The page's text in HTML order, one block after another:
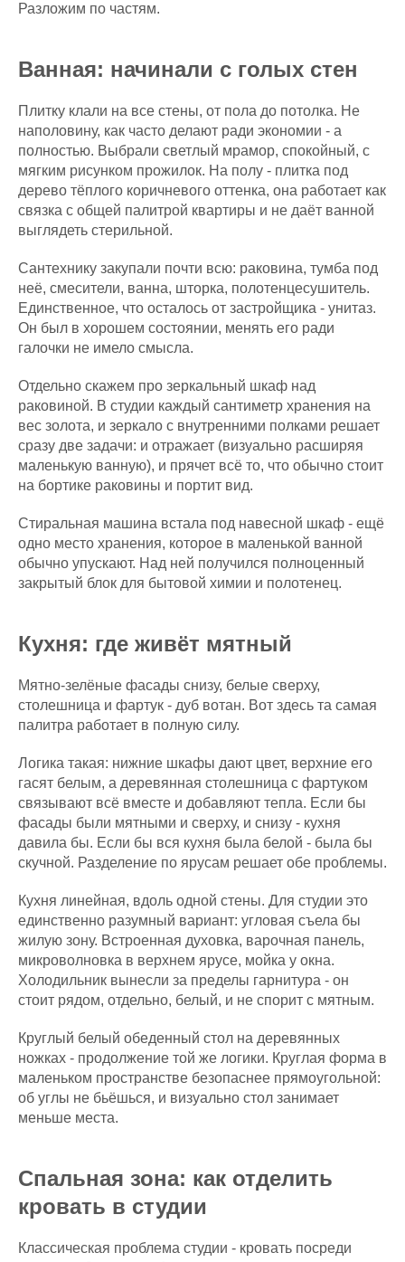
Разложим по частям.
Ванная: начинали с голых стен
Плитку клали на все стены, от пола до потолка. Не
наполовину, как часто делают ради экономии - а
полностью. Выбрали светлый мрамор, спокойный, с
мягким рисунком прожилок. На полу - плитка под
дерево тёплого коричневого оттенка, она работает как
связка с общей палитрой квартиры и не даёт ванной
выглядеть стерильной.
Сантехнику закупали почти всю: раковина, тумба под
неё, смесители, ванна, шторка, полотенцесушитель.
Единственное, что осталось от застройщика - унитаз.
Он был в хорошем состоянии, менять его ради
галочки не имело смысла.
Отдельно скажем про зеркальный шкаф над
раковиной. В студии каждый сантиметр хранения на
вес золота, и зеркало с внутренними полками решает
сразу две задачи: и отражает (визуально расширяя
маленькую ванную), и прячет всё то, что обычно стоит
на бортике раковины и портит вид.
Стиральная машина встала под навесной шкаф - ещё
одно место хранения, которое в маленькой ванной
обычно упускают. Над ней получился полноценный
закрытый блок для бытовой химии и полотенец.
Кухня: где живёт мятный
Мятно-зелёные фасады снизу, белые сверху,
столешница и фартук - дуб вотан. Вот здесь та самая
палитра работает в полную силу.
Логика такая: нижние шкафы дают цвет, верхние его
гасят белым, а деревянная столешница с фартуком
связывают всё вместе и добавляют тепла. Если бы
фасады были мятными и сверху, и снизу - кухня
давила бы. Если бы вся кухня была белой - была бы
скучной. Разделение по ярусам решает обе проблемы.
Кухня линейная, вдоль одной стены. Для студии это
единственно разумный вариант: угловая съела бы
жилую зону. Встроенная духовка, варочная панель,
микроволновка в верхнем ярусе, мойка у окна.
Холодильник вынесли за пределы гарнитура - он
стоит рядом, отдельно, белый, и не спорит с мятным.
Круглый белый обеденный стол на деревянных
ножках - продолжение той же логики. Круглая форма в
маленьком пространстве безопаснее прямоугольной:
об углы не бьёшься, и визуально стол занимает
меньше места.
Спальная зона: как отделить
кровать в студии
Классическая проблема студии - кровать посреди